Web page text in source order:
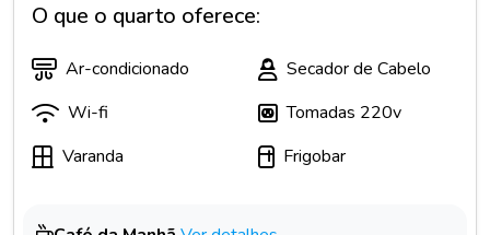
O que o quarto oferece:
Ar-condicionado
Secador de Cabelo
Wi-fi
Tomadas 220v
Varanda
Frigobar